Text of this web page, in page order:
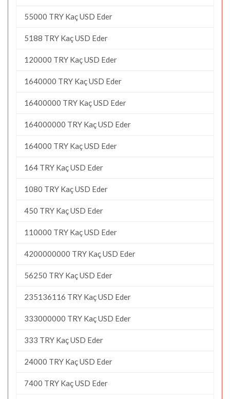
55000 TRY Kaç USD Eder
5188 TRY Kaç USD Eder
120000 TRY Kaç USD Eder
1640000 TRY Kaç USD Eder
16400000 TRY Kaç USD Eder
164000000 TRY Kaç USD Eder
164000 TRY Kaç USD Eder
164 TRY Kaç USD Eder
1080 TRY Kaç USD Eder
450 TRY Kaç USD Eder
110000 TRY Kaç USD Eder
4200000000 TRY Kaç USD Eder
56250 TRY Kaç USD Eder
235136116 TRY Kaç USD Eder
333000000 TRY Kaç USD Eder
333 TRY Kaç USD Eder
24000 TRY Kaç USD Eder
7400 TRY Kaç USD Eder